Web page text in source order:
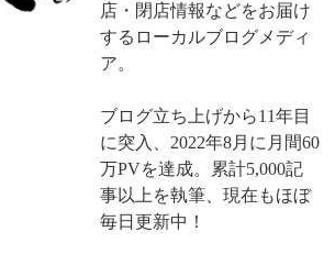
店・閉店情報などをお届け
するローカルブログメディ
ア。
ブログ立ち上げから11年目
に突入、2022年8月に月間60
万PVを達成。累計5,000記
事以上を執筆、現在もほぼ
毎日更新中！